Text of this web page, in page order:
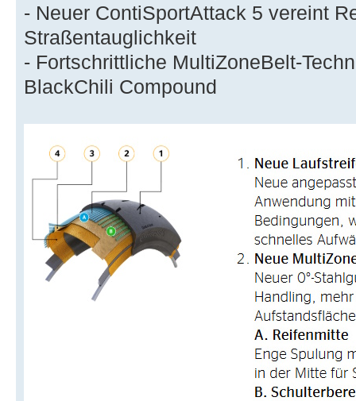
- Neuer ContiSportAttack 5 vereint
Straßentauglichkeit
- Fortschrittliche MultiZoneBelt-
BlackChili Compound